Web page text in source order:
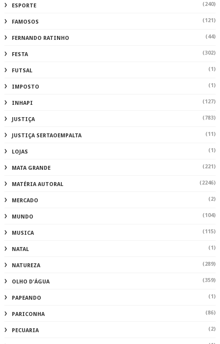
ESPORTE (240)
FAMOSOS (121)
FERNANDO RATINHO (44)
FESTA (302)
FUTSAL (1)
IMPOSTO (1)
INHAPI (127)
JUSTIÇA (783)
JUSTIÇA SERTAOEMPALTA (11)
LOJAS (1)
MATA GRANDE (221)
MATÉRIA AUTORAL (2246)
MERCADO (2)
MUNDO (104)
MUSICA (115)
NATAL (1)
NATUREZA (289)
OLHO D'ÁGUA (359)
PAPEANDO (1)
PARICONHA (86)
PECUARIA (2)